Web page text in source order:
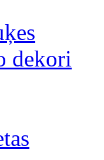
dekori